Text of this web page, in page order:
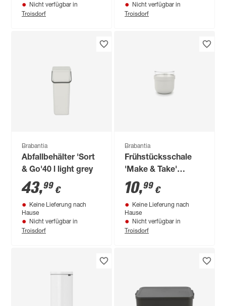
Nicht verfügbar in
Troisdorf
Nicht verfügbar in
Troisdorf
Brabantia
Abfallbehälter 'Sort
& Go'40 l light grey
43,99 €
Keine Lieferung nach
Hause
Nicht verfügbar in
Troisdorf
Brabantia
Frühstücksschale
'Make & Take'
hellgrau Ø 33,5 cm
0,5 l
10,99 €
Keine Lieferung nach
Hause
Nicht verfügbar in
Troisdorf